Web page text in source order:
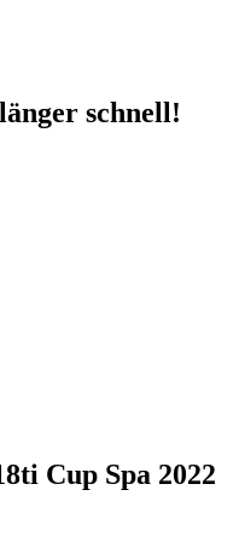
schnell!
Cup Spa 2022